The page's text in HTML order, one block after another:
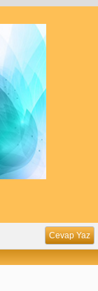
Cevap Yaz